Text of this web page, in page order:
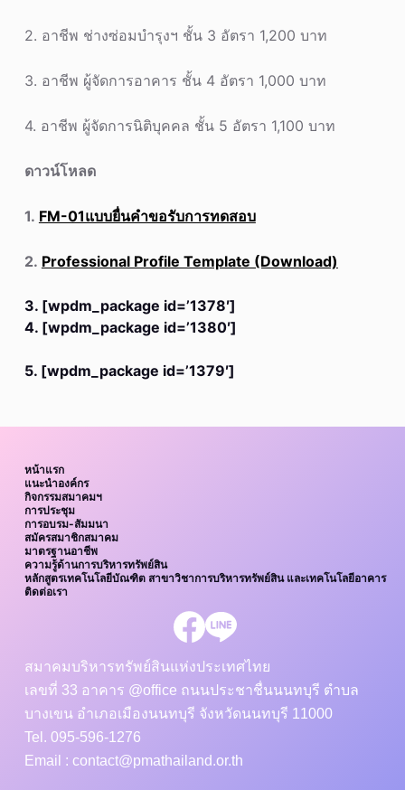
2. อาชีพ ช่างซ่อมบำรุงฯ ชั้น 3 อัตรา 1,200 บาท
3. อาชีพ ผู้จัดการอาคาร ชั้น 4 อัตรา 1,000 บาท
4. อาชีพ ผู้จัดการนิติบุคคล ชั้น 5 อัตรา 1,100 บาท
ดาวน์โหลด
1. FM-01แบบยื่นคำขอรับการทดสอบ
2. Professional Profile Template (Download)
3. [wpdm_package id=’1378′]
4. [wpdm_package id=’1380′]
5. [wpdm_package id=’1379′]
หน้าแรก
แนะนำองค์กร
กิจกรรมสมาคมฯ
การประชุม
การอบรม-สัมมนา
สมัครสมาชิกสมาคม
มาตรฐานอาชีพ
ความรู้ด้านการบริหารทรัพย์สิน
หลักสูตรเทคโนโลยีบัณฑิต สาขาวิชาการบริหารทรัพย์สิน และเทคโนโลยีอาคาร
ติดต่อเรา
สมาคมบริหารทรัพย์สินแห่งประเทศไทย
เลขที่ 33 อาคาร @office ถนนประชาชื่นนนทบุรี ตำบล
บางเขน อำเภอเมืองนนทบุรี จังหวัดนนทบุรี 11000
Tel. 095-596-1276
Email : contact@pmathailand.or.th